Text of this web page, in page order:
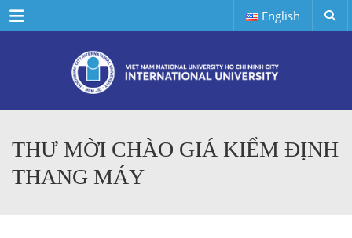
Menu English
THƯ MỜI CHÀO GIÁ KIỂM ĐỊNH
THANG MÁY